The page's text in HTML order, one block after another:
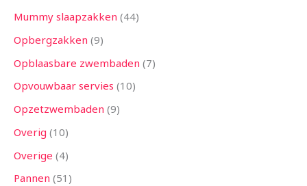
Mummy slaapzakken 44
Opbergzakken 9
Opblaasbare zwembaden 7
Opvouwbaar servies 10
Opzetzwembaden 9
Overig 10
Overige 4
Pannen 51